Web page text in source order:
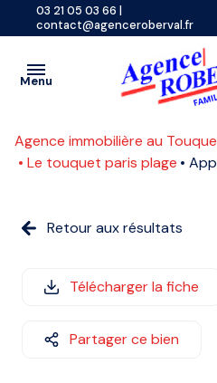
03 21 05 03 66 |
contact@agenceroberval.fr
Menu
VENTES
L'ANNÉE
COMMERCE
CONTACT
Agence immobilière au
Le touquet paris plage
Retour aux résultats
Télécharger la fiche
Partager ce bien